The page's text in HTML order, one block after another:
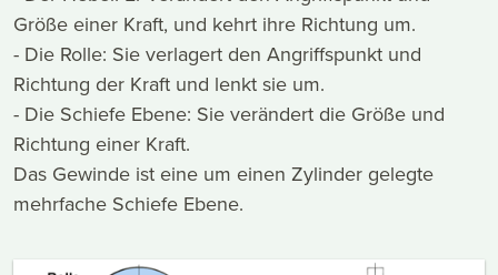
Größe einer Kraft, und kehrt ihre Richtung um.
- Die Rolle: Sie verlagert den Angriffspunkt und
Richtung der Kraft und lenkt sie um.
- Die Schiefe Ebene: Sie verändert die Größe und
Richtung einer Kraft.
Das Gewinde ist eine um einen Zylinder gelegte
mehrfache Schiefe Ebene.